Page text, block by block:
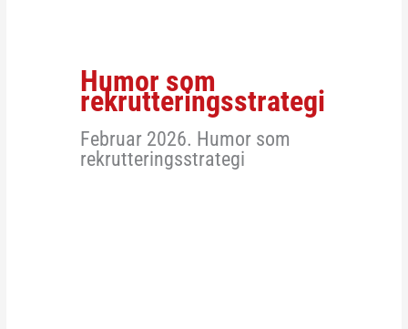
Humor som
rekrutteringsstrategi
Februar 2026. Humor som
rekrutteringsstrategi